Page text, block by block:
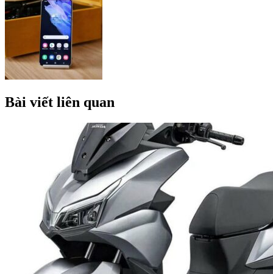
Bài viết liên quan